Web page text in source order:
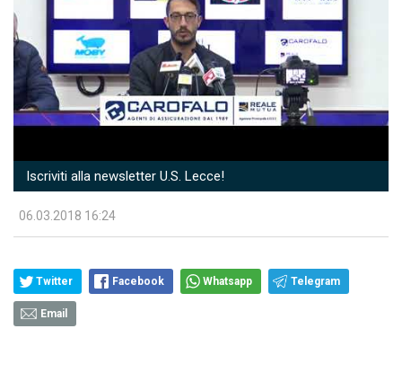
Iscriviti alla newsletter U.S. Lecce!
06.03.2018 16:24
Twitter Facebook Whatsapp Telegram
Email